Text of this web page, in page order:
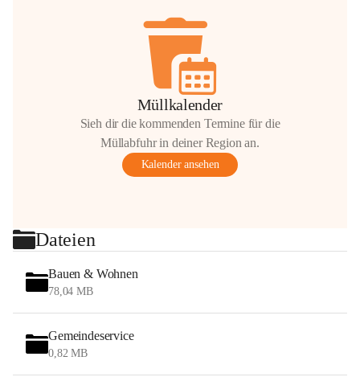
Müllkalender
Sieh dir die kommenden Termine für die
Müllabfuhr in deiner Region an.
Kalender ansehen
Dateien
Bauen & Wohnen
78,04 MB
Gemeindeservice
0,82 MB